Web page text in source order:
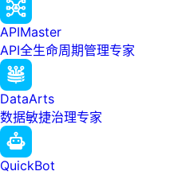
APIMaster
API全生命周期管理专家
DataArts
数据敏捷治理专家
QuickBot